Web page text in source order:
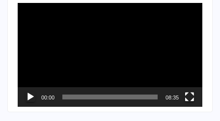
00:00 08:35